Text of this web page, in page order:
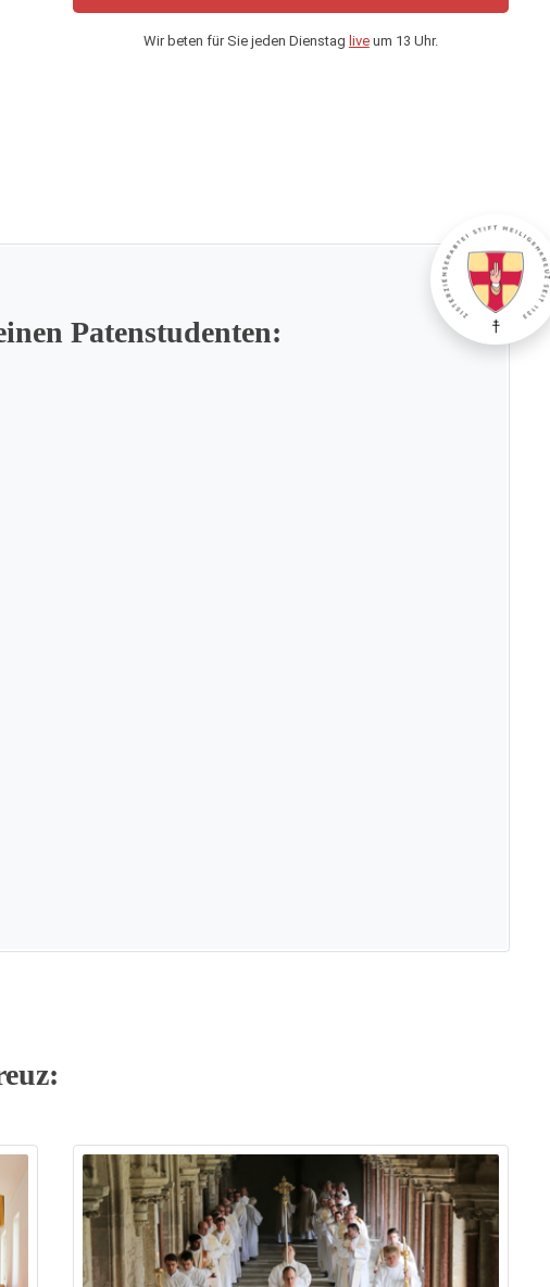
Wir beten für Sie jeden Dienstag liveum 13 Uhr.
Patenstudenten: